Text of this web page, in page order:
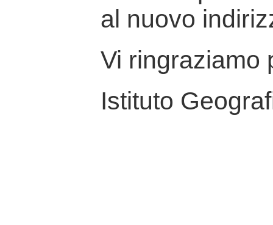
al nuovo
Vi ringraziamo
Istituto